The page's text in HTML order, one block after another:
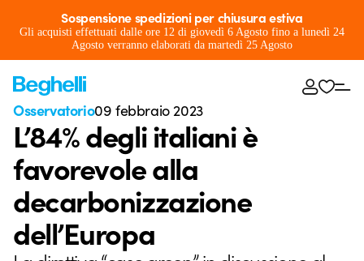
Sospensione spedizioni per chiusura estiva
Gli acquisti effettuati dalle ore 12 di giovedì 6 Agosto fino a lunedì 24
Agosto verranno elaborati da martedì 25 Agosto
Osservatorio09 febbraio 2023
L’84% degli italiani è
favorevole alla
decarbonizzazione
dell’Europa